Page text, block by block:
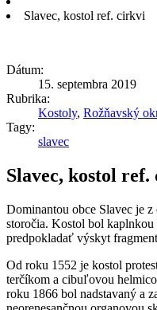
Slavec, kostol ref. cirkvi
Dátum:
15. septembra 2019
Rubrika:
Kostoly, Rožňavský
Tagy:
slavec
Slavec, kostol
Dominantou obce Slavec je
storočia. Kostol bol
predpokladať výskyt
Od roku 1552 je kostol
terčíkom a cibuľovou
roku 1866 bol nadstavaný a